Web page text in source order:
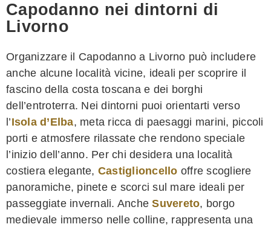
Capodanno nei dintorni di
Livorno
Organizzare il Capodanno a Livorno può includere
anche alcune località vicine, ideali per scoprire il
fascino della costa toscana e dei borghi
dell’entroterra. Nei dintorni puoi orientarti verso
l’Isola d’Elba, meta ricca di paesaggi marini, piccoli
porti e atmosfere rilassate che rendono speciale
l’inizio dell’anno. Per chi desidera una località
costiera elegante, Castiglioncello offre scogliere
panoramiche, pinete e scorci sul mare ideali per
passeggiate invernali. AncheSuvereto, borgo
medievale immerso nelle colline, rappresenta una